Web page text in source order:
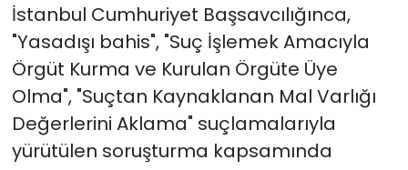
İstanbul Cumhuriyet Başsavcılığınca,
"Yasadışı bahis", "Suç İşlemek Amacıyla
Örgüt Kurma ve Kurulan Örgüte Üye
Olma", "Suçtan Kaynaklanan Mal Varlığı
Değerlerini Aklama" suçlamalarıyla
yürütülen soruşturma kapsamında